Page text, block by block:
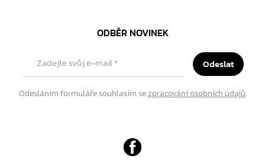
ODBĚR NOVINEK
Zadejte svůj e-mail* Odeslat
Odesláním formuláře souhlasím sezpracování osobních údajů.